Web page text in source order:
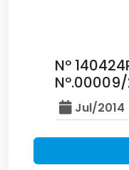
Nº
Jul/2014